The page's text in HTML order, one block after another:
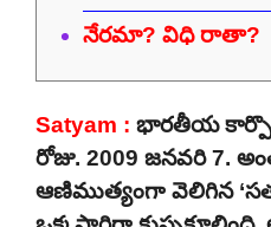
నేరమా? విధి రాతా?
Satyam : భారతీయ
రోజు. 2009 జనవరి 7.
ఆణిముత్యంగా వెలిగిన